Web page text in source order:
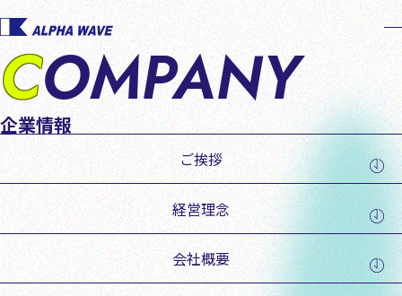
Menu
COMPANY
企業情報
ご挨拶
経営理念
会社概要